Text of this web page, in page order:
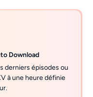
Download
derniers épisodes ou
à une heure définie